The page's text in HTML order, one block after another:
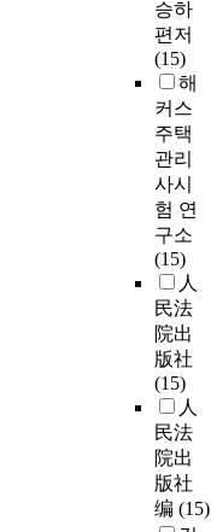
승하
편저
(15)
해
커스
주택
관리
사시
험 연
구소
(15)
人
民法
院出
版社
(15)
人
民法
院出
版社
编 (15)